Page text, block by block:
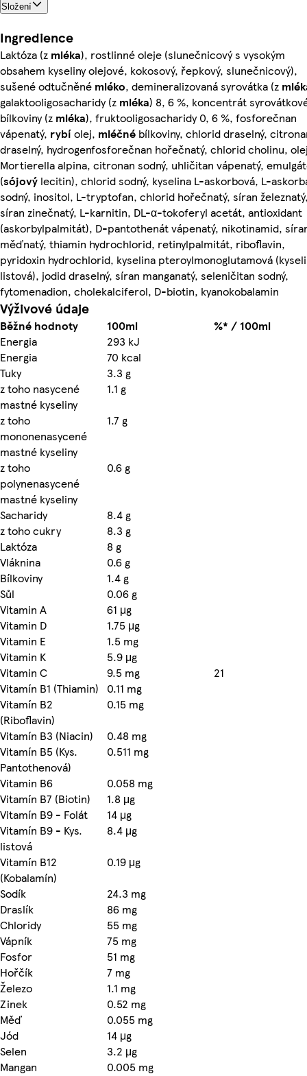
Složení
Ingredience
Laktóza (z mléka), rostlinné oleje (slunečnicový s vysokým
obsahem kyseliny olejové, kokosový, řepkový, slunečnicový),
sušené odtučněné mléko, demineralizovaná syrovátka (z
galaktooligosacharidy (z mléka) 8, 6 %, koncentrát
bílkoviny (z mléka), fruktooligosacharidy 0, 6 %, fosforečnan
vápenatý, rybíolej, mléčné bílkoviny, chlorid draselný,
draselný, hydrogenfosforečnan hořečnatý, chlorid cholinu,
Mortierella alpina, citronan sodný, uhličitan vápenatý,
(sójový lecitin), chlorid sodný, kyselina L-askorbová, L-
sodný, inositol, L-tryptofan, chlorid hořečnatý, síran
síran zinečnatý, L-karnitin, DL-α-tokoferyl acetát, antioxidant
(askorbylpalmitát), D-pantothenát vápenatý, nikotinamid,
měďnatý, thiamin hydrochlorid, retinylpalmitát, riboflavin,
pyridoxin hydrochlorid, kyselina pteroylmonoglutamová
listová), jodid draselný, síran manganatý, seleničitan sodný,
fytomenadion, cholekalciferol, D-biotin, kyanokobalamin
Výživové údaje
Běžné hodnoty 100ml
%* / 100ml
Energia
293 kJ
Energia
70 kcal
Tuky
3.3 g
z toho nasycené
mastné kyseliny
1.1 g
z toho
mononenasycené
mastné kyseliny
1.7 g
z toho
polynenasycené
mastné kyseliny
0.6 g
Sacharidy
8.4 g
z toho cukry
8.3 g
Laktóza
8 g
Vláknina
0.6 g
Bílkoviny
1.4 g
Sůl
0.06 g
Vitamin A
61 μg
Vitamin D
1.75 μg
Vitamin E
1.5 mg
Vitamin K
5.9 μg
Vitamin C
9.5 mg
21
Vitamín B1 (Thiamin)
0.11 mg
Vitamín B2
(Riboflavin)
0.15 mg
Vitamín B3 (Niacin)
0.48 mg
Vitamín B5 (Kys.
Pantothenová)
0.511 mg
Vitamin B6
0.058 mg
Vitamín B7 (Biotin)
1.8 μg
Vitamín B9 - Folát
14 μg
Vitamín B9 - Kys.
listová
8.4 μg
Vitamín B12
(Kobalamín)
0.19 μg
Sodík
24.3 mg
Draslík
86 mg
Chloridy
55 mg
Vápník
75 mg
Fosfor
51 mg
Hořčík
7 mg
Železo
1.1 mg
Zinek
0.52 mg
Měď
0.055 mg
Jód
14 μg
Selen
3.2 μg
Mangan
0.005 mg